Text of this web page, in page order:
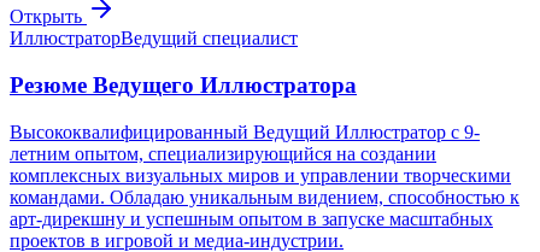
Открыть
ИллюстраторВедущий специалист
Резюме Ведущего Иллюстратора
Высококвалифицированный Ведущий Иллюстратор с 9-
летним опытом, специализирующийся на создании
комплексных визуальных миров и управлении творческими
командами. Обладаю уникальным видением, способностью к
арт-дирекшну и успешным опытом в запуске масштабных
проектов в игровой и медиа-индустрии.